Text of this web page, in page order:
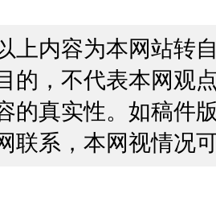
上内容为本网站转
的，不代表本网观
的真实性。如稿件
联系，本网视情况